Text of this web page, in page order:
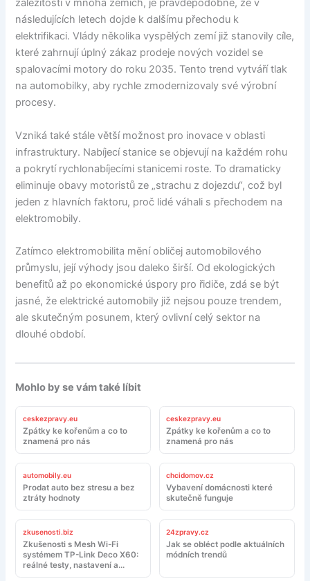
záležitostí v mnoha zemích, je pravděpodobné, že v
následujících letech dojde k dalšímu přechodu k
elektrifikaci. Vlády několika vyspělých zemí již stanovily cíle,
které zahrnují úplný zákaz prodeje nových vozidel se
spalovacími motory do roku 2035. Tento trend vytváří tlak
na automobilky, aby rychle zmodernizovaly své výrobní
procesy.
Vzniká také stále větší možnost pro inovace v oblasti
infrastruktury. Nabíjecí stanice se objevují na každém rohu
a pokrytí rychlonabíjecími stanicemi roste. To dramaticky
eliminuje obavy motoristů ze „strachu z dojezdu“, což byl
jeden z hlavních faktoru, proč lidé váhali s přechodem na
elektromobily.
Zatímco elektromobilita mění obličej automobilového
průmyslu, její výhody jsou daleko širší. Od ekologických
benefitů až po ekonomické úspory pro řidiče, zdá se být
jasné, že elektrické automobily již nejsou pouze trendem,
ale skutečným posunem, který ovlivní celý sektor na
dlouhé období.
Mohlo by se vám také líbit
ceskezpravy.eu
Zpátky ke kořenům a co to
znamená pro nás
ceskezpravy.eu
Zpátky ke kořenům a co to
znamená pro nás
automobily.eu
Prodat auto bez stresu a bez
ztráty hodnoty
chcidomov.cz
Vybavení domácnosti které
skutečně funguje
zkusenosti.biz
Zkušenosti s Mesh Wi-Fi
systémem TP-Link Deco X60:
reálné testy, nastavení a
doporučení
24zpravy.cz
Jak se obléct podle aktuálních
módních trendů